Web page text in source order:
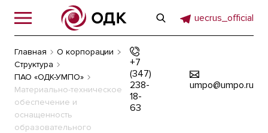
uecrus_official
Главная
О корпорации
Структура
ПАО «ОДК-УМПО»
Материально-техническое
обеспечение и
оснащенность
образовательного
+7
(347)
238-
18-
63
umpo@umpo.ru